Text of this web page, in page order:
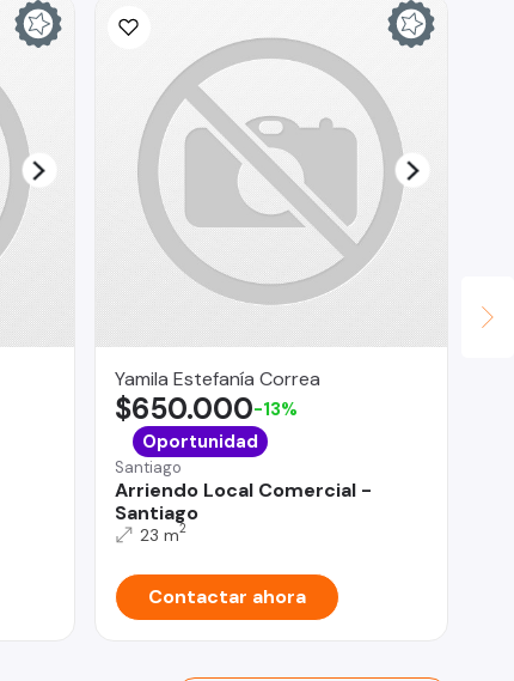
Yamila Estefanía Correa
Santiago
Arriendo Local Comercial -
Santiago
$650.000-13%
Oportunidad
23 m2
Contactar ahora